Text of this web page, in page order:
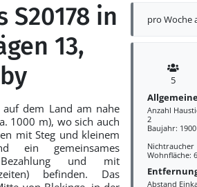
pro Woche
5
Anzahl
2
Baujahr: 1900
Nichtraucher
Wohnfläche:
Abstand
S20178 in
13,
auf dem Land am nahe
1000 m), wo sich auch
mit Steg und kleinem
ein gemeinsames
und mit
befinden. Das